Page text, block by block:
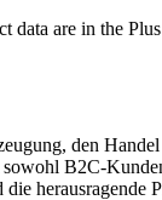
data are in the
den
B2C-
die